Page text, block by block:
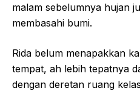
malam sebelumnya hujan
membasahi bumi.
Rida belum menapakkan
tempat, ah lebih tepatnya
dengan deretan ruang